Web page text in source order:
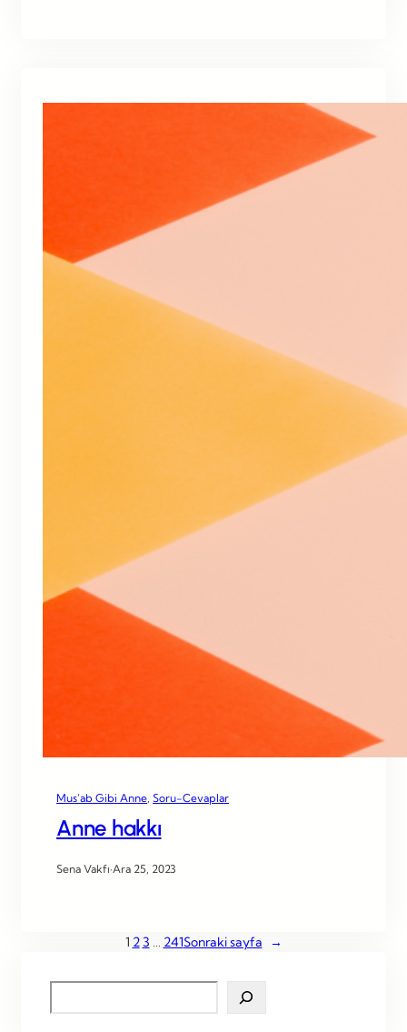
Mus’ab Gibi Anne Soru-Cevaplar
Anne hakkı
Sena Vakfı·Ara 25, 2023
1 23 … 241Sonraki sayfa →
e